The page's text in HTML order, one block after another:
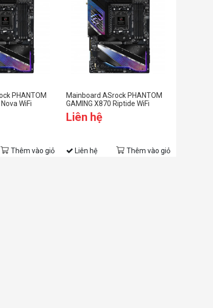
PHANTOM
WiFi
Thêm vào giỏ
Mainboard ASrock PHANTOM
GAMING X870 Riptide WiFi
Liên hệ
Liên hệ Thêm vào giỏ